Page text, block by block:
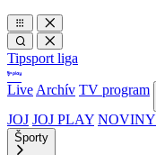
Tipsport liga
Live Archív TV program
JOJ JOJ PLAY NOVINY
Športy